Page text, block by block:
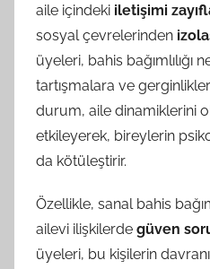
aile içindeki iletişimi
sosyal çevrelerinden
üyeleri, bahis bağımlılığı
tartışmalara ve
durum, aile dinamiklerini
etkileyerek, bireylerin
da kötüleştirir.
Özellikle, sanal bahis
ailevi ilişkilerde güven
üyeleri, bu kişilerin